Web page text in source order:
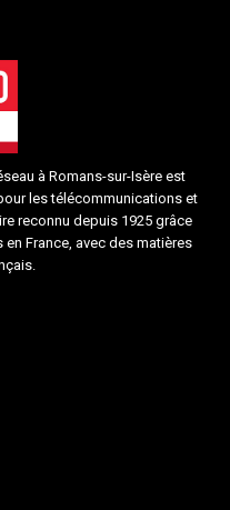
à Romans-sur-Isère est
les télécommunications et
reconnu depuis 1925 grâce
France, avec des matières